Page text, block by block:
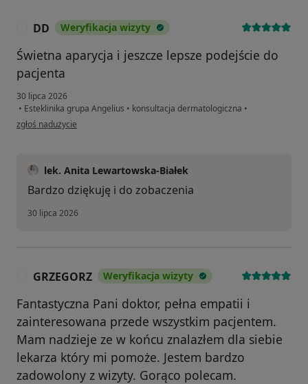
DD Weryfikacja wizyty
Świetna aparycja i jeszcze lepsze podejście do
pacjenta
30 lipca 2026
• Esteklinika grupa Angelius • konsultacja dermatologiczna •
w opinii użytkownika DD
zgłoś nadużycie
lek. Anita Lewartowska-Białek
Bardzo dziękuję i do zobaczenia
30 lipca 2026
GRZEGORZ Weryfikacja wizyty
Fantastyczna Pani doktor, pełna empatii i
zainteresowana przede wszystkim pacjentem.
Mam nadzieje ze w końcu znalazłem dla siebie
lekarza który mi pomoże. Jestem bardzo
zadowolony z wizyty. Gorąco polecam.